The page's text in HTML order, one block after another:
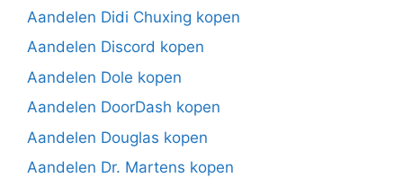
Aandelen Didi Chuxing kopen
Aandelen Discord kopen
Aandelen Dole kopen
Aandelen DoorDash kopen
Aandelen Douglas kopen
Aandelen Dr. Martens kopen